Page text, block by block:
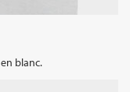
blanc.